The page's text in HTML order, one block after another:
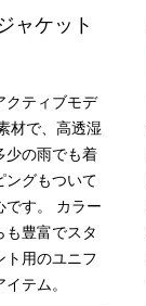
ャケット
クティブモデ
材で、高透湿
少の雨でも着
ングもついて
です。 カラー
も豊富でスタ
ト用のユニフ
テム。